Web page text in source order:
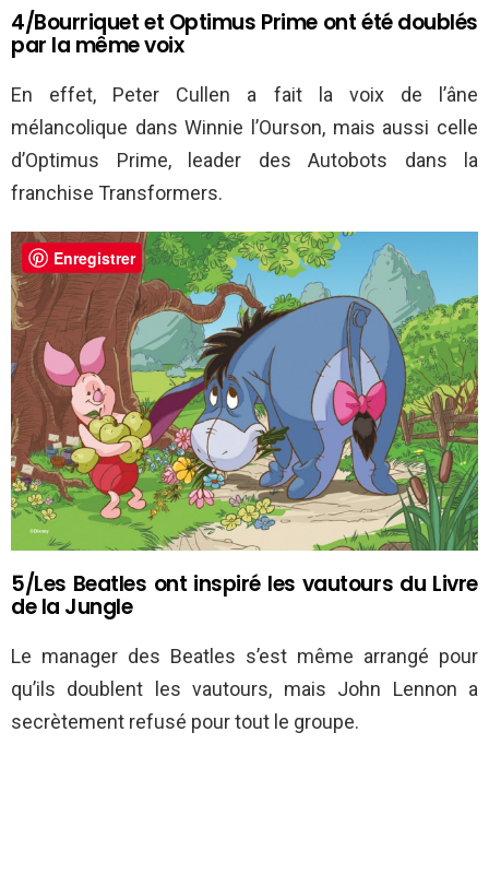
4/Bourriquet et Optimus Prime ont été doublés
par la même voix
En effet, Peter Cullen a fait la voix de l’âne
mélancolique dans Winnie l’Ourson, mais aussi celle
d’Optimus Prime, leader des Autobots dans la
franchise Transformers.
5/Les Beatles ont inspiré les vautours du Livre
de la Jungle
Le manager des Beatles s’est même arrangé pour
qu’ils doublent les vautours, mais John Lennon a
secrètement refusé pour tout le groupe.
Enregistrer